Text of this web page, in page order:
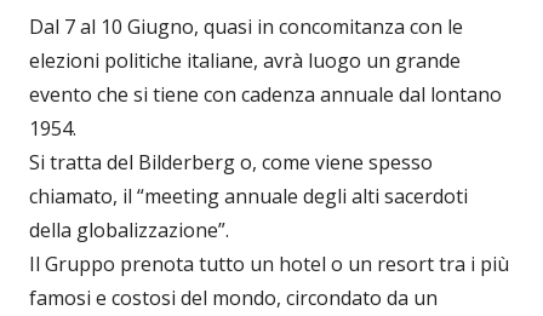
Dal 7 al 10 Giugno, quasi in concomitanza con le
elezioni politiche italiane, avrà luogo un grande
evento che si tiene con cadenza annuale dal lontano
1954.
Si tratta del Bilderberg o, come viene spesso
chiamato, il “meeting annuale degli alti sacerdoti
della globalizzazione”.
Il Gruppo prenota tutto un hotel o un resort tra i più
famosi e costosi del mondo, circondato da un